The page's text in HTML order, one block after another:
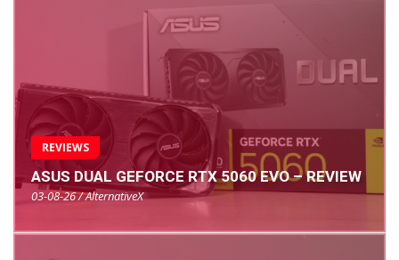
REVIEWS
ASUS DUAL GEFORCE RTX 5060 EVO – REVIEW
03-08-26 / AlternativeX